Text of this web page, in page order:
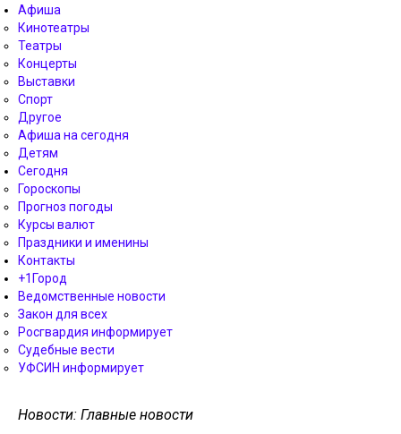
Афиша
Кинотеатры
Театры
Концерты
Выставки
Спорт
Другое
Афиша на сегодня
Детям
Сегодня
Гороскопы
Прогноз погоды
Курсы валют
Праздники и именины
Контакты
+1Город
Ведомственные новости
Закон для всех
Росгвардия информирует
Судебные вести
УФСИН информирует
Новости: Главные новости